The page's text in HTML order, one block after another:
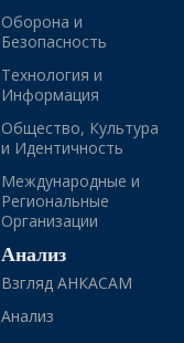
Оборона и
Безопасность
Технология и
Информация
Общество, Культура
и Идентичность
Международные и
Региональные
Организации
Анализ
Взгляд АНКАСАМ
Анализ